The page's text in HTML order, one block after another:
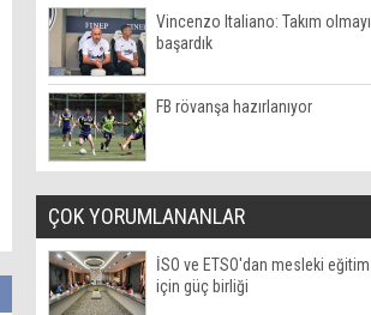
Vincenzo Italiano: Takım olmayı
başardık
FB rövanşa hazırlanıyor
ÇOK YORUMLANANLAR
İSO ve ETSO'dan mesleki eğitim
için güç birliği